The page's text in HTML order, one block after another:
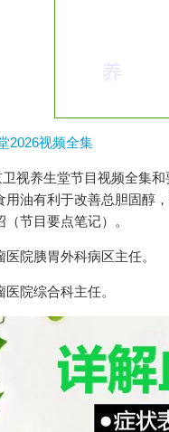
2026视频全集
视养生堂节目视频全集
用油有利于改善总胆固醇
节目要点笔记）。
院胰胃外科病区主任。
院综合科主任。